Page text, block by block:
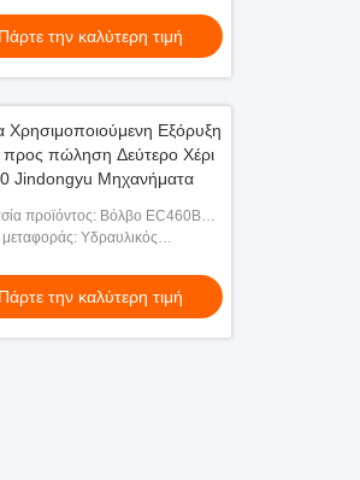
Πάρτε την καλύτερη τιμή
Χρησιμοποιούμενη Εξόρυξη
προς πώληση Δεύτερο Χέρι
Jindongyu Μηχανήματα
προϊόντος: Βόλβο EC460B
Υδραυλικός
Πάρτε την καλύτερη τιμή